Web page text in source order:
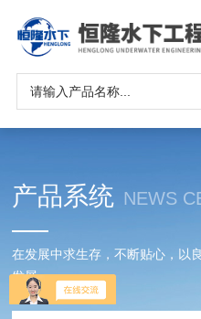
产品系统 NEWS
在发展中求生存，不断贴心，以
发展